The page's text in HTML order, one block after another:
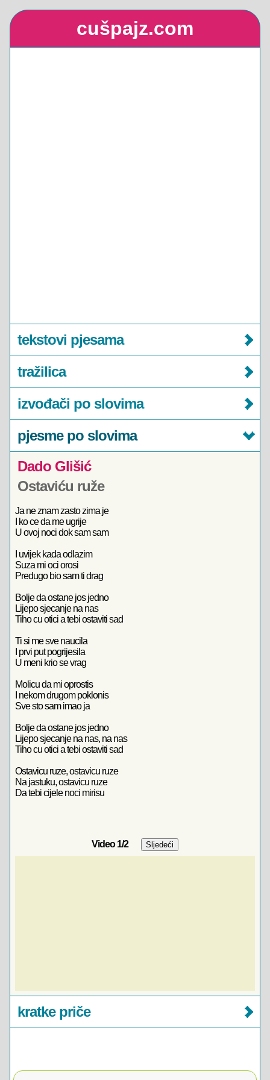
cušpajz.com
tekstovi pjesama
tražilica
izvođači po slovima
pjesme po slovima
Dado Glišić
Ostaviću ruže
Ja ne znam zasto zima je
I ko ce da me ugrije
U ovoj noci dok sam sam
I uvijek kada odlazim
Suza mi oci orosi
Predugo bio sam ti drag
Bolje da ostane jos jedno
Lijepo sjecanje na nas
Tiho cu otici a tebi ostaviti sad
Ti si me sve naucila
I prvi put pogrijesila
U meni krio se vrag
Molicu da mi oprostis
I nekom drugom poklonis
Sve sto sam imao ja
Bolje da ostane jos jedno
Lijepo sjecanje na nas, na nas
Tiho cu otici a tebi ostaviti sad
Ostavicu ruze, ostavicu ruze
Na jastuku, ostavicu ruze
Da tebi cijele noci mirisu
Video1/2
kratke priče